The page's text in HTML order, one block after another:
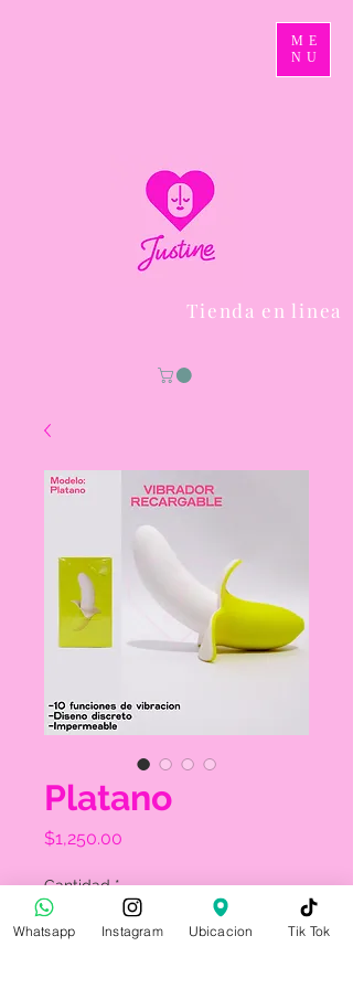
ME
NU
Tienda en linea
Platano
$1,250.00
Cantidad *
Whatsapp Instagram Ubicacion Tik Tok